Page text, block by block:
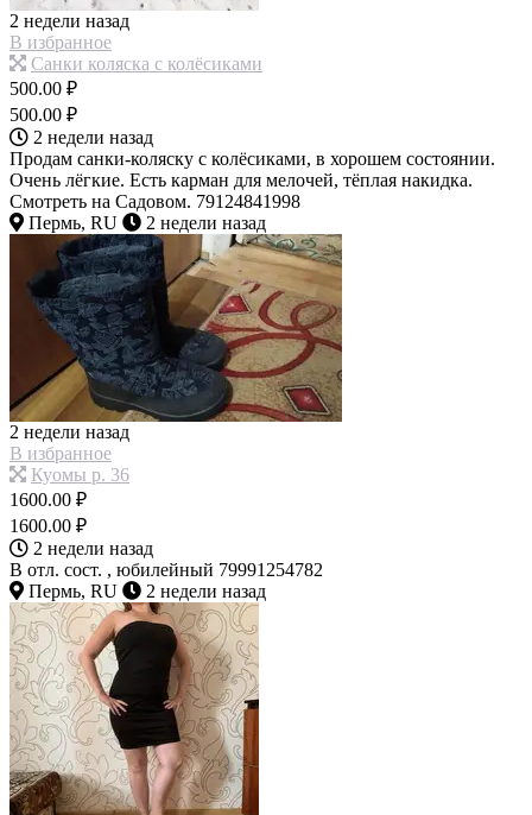
2 недели назад
В избранное
Санки коляска с колёсиками
500.00 ₽
500.00 ₽
2 недели назад
Продам санки-коляску с колёсиками, в хорошем состоянии.
Очень лёгкие. Есть карман для мелочей, тёплая накидка.
Смотреть на Садовом. 79124841998
Пермь, RU
2 недели назад
2 недели назад
В избранное
Куомы р. 36
1600.00 ₽
1600.00 ₽
2 недели назад
В отл. сост. , юбилейный 79991254782
Пермь, RU
2 недели назад